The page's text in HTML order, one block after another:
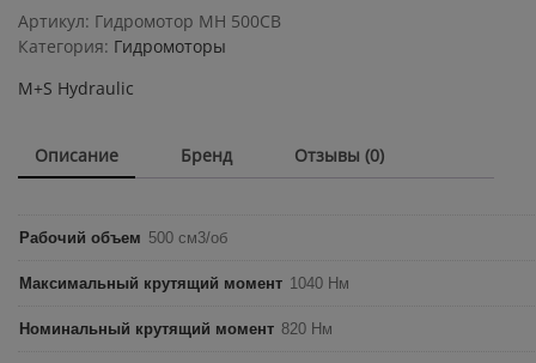
MH
500CB
quantity
Артикул: Гидромотор MH 500CB
Категория: Гидромоторы
M+S Hydraulic
Описание Бренд Отзывы (0)
Рабочий объем 500 см3/об
Максимальный крутящий момент 1040 Нм
Номинальный крутящий момент 820 Нм